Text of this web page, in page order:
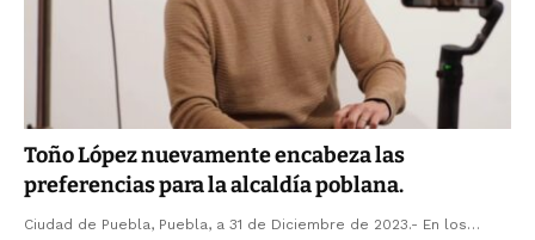
Toño López nuevamente encabeza las
preferencias para la alcaldía poblana.
Ciudad de Puebla, Puebla, a 31 de Diciembre de 2023.- En los…